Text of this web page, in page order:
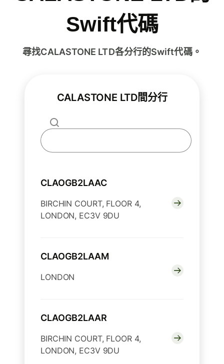
Swift代碼
尋找CALASTONE LTD各分行的Swift代碼。
CALASTONE LTD間分行
CLAOGB2LAAC
BIRCHIN COURT, FLOOR 4,
LONDON, EC3V 9DU
CLAOGB2LAAM
LONDON
CLAOGB2LAAR
BIRCHIN COURT, FLOOR 4,
LONDON, EC3V 9DU